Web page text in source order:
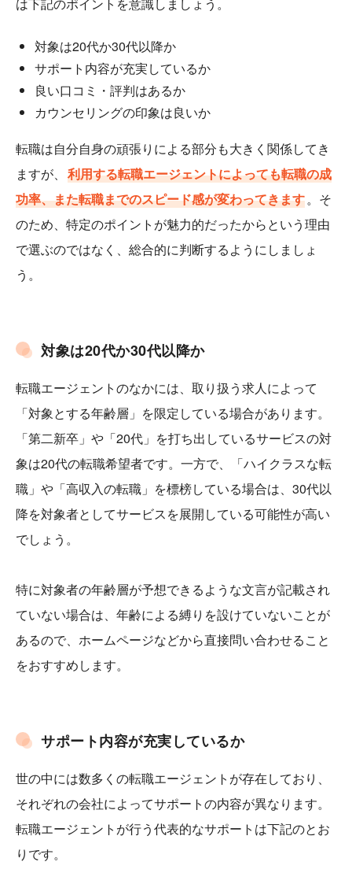
対象は20代か30代以降か
サポート内容が充実しているか
良い口コミ・評判はあるか
カウンセリングの印象は良いか
転職は自分自身の頑張りによる部分も大きく関係してき
ますが、 利用する転職エージェントによっても転職の成
功率、また転職までのスピード感が変わってきます。そ
のため、特定のポイントが魅力的だったからという理由
で選ぶのではなく、総合的に判断するようにしましょ
う。
対象は20代か30代以降か
転職エージェントのなかには、取り扱う求人によって
「対象とする年齢層」を限定している場合があります。
「第二新卒」や「20代」を打ち出しているサービスの対
象は20代の転職希望者です。一方で、「ハイクラスな転
職」や「高収入の転職」を標榜している場合は、30代以
降を対象者としてサービスを展開している可能性が高い
でしょう。
特に対象者の年齢層が予想できるような文言が記載され
ていない場合は、年齢による縛りを設けていないことが
あるので、ホームページなどから直接問い合わせること
をおすすめします。
サポート内容が充実しているか
世の中には数多くの転職エージェントが存在しており、
それぞれの会社によってサポートの内容が異なります。
転職エージェントが行う代表的なサポートは下記のとお
りです。